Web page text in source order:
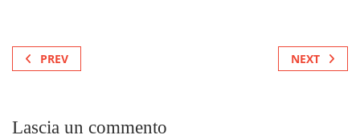
PREV NEXT
Lascia un commento